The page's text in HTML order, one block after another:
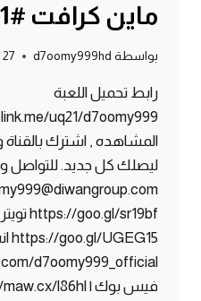
ماين كرافت #1 | بداية صعبة !
بواسطة d7oomy999hd 27 يوليو، 2019
رابط تحميل اللعبة
المشاهده , اشترك بالقناة
ليصلك كل جديد. للتواصل
d7oomy999_official